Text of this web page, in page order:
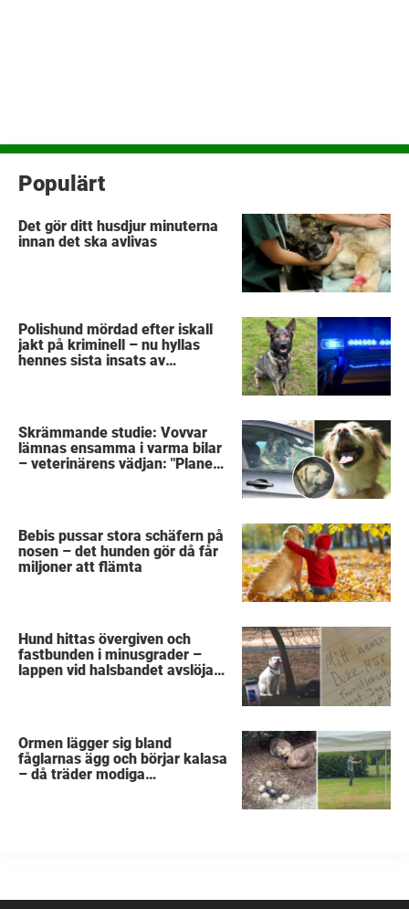
Populärt
Det gör ditt husdjur minuterna
innan det ska avlivas
Polishund mördad efter iskall
jakt på kriminell – nu hyllas
hennes sista insats av
Skrämmande studie: Vovvar
lämnas ensamma i varma bilar
– veterinärens vädjan: "Planera
Bebis pussar stora schäfern på
nosen – det hunden gör då får
miljoner att flämta
Hund hittas övergiven och
fastbunden i minusgrader –
lappen vid halsbandet avslöjar
Ormen lägger sig bland
fåglarnas ägg och börjar kalasa
– då träder modiga